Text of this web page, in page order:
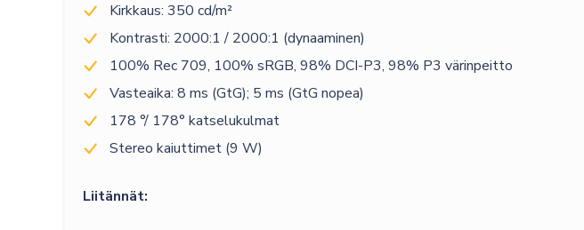
Kirkkaus: 350 cd/m²
Kontrasti: 2000:1 / 2000:1 (dynaaminen)
100% Rec 709, 100% sRGB, 98% DCI-P3, 98% P3 värinpeitto
Vasteaika: 8 ms (GtG); 5 ms (GtG nopea)
178 °/ 178° katselukulmat
Stereo kaiuttimet (9 W)
Liitännät: